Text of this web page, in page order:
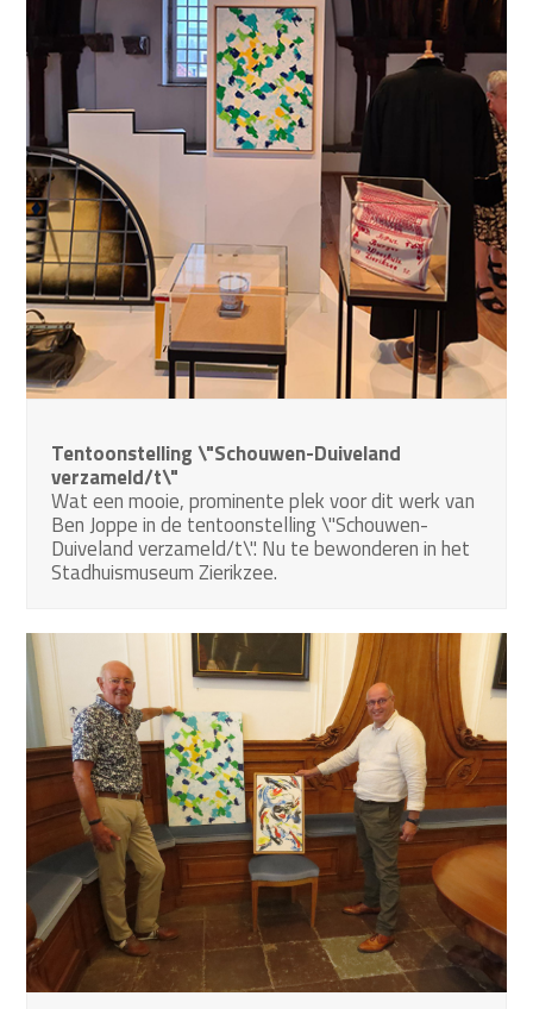
Tentoonstelling \"Schouwen-Duiveland
verzameld/t\"
Wat een mooie, prominente plek voor dit werk van
Ben Joppe in de tentoonstelling \"Schouwen-
Duiveland verzameld/t\". Nu te bewonderen in het
Stadhuismuseum Zierikzee.